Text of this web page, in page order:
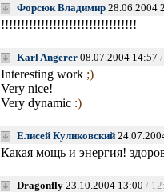
Форсюк Владимир 28.06.2004
!!!!!!!!!!!!!!!!!!!!!!!!!!!!!!!!!!
Karl Angerer 08.07.2004 14:57
Interesting work ;)
Very nice!
Very dynamic :)
Елисей Куликовский
Какая мощь и энергия!
Dragonfly 23.10.2004 13:00 /